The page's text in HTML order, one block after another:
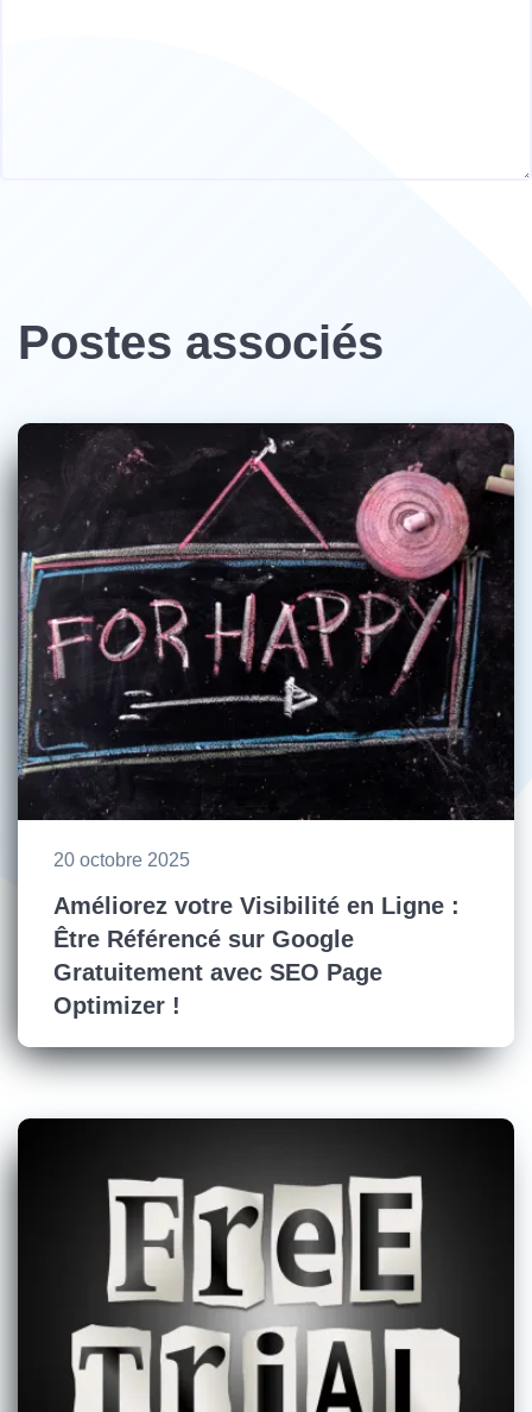
Postes associés
20 octobre 2025
Améliorez votre Visibilité en Ligne :
Être Référencé sur Google
Gratuitement avec SEO Page
Optimizer !